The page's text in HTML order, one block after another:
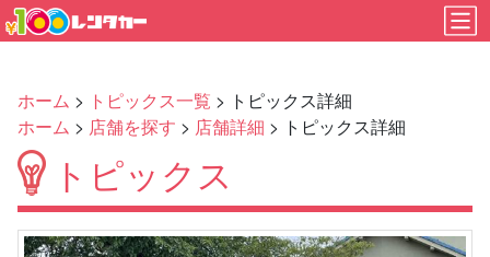
ホーム > トピックス一覧 > トピックス詳細
ホーム > 店舗を探す > 店舗詳細 > トピックス詳細
トピックス